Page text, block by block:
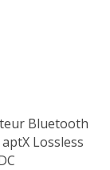
Bluetooth
aptX Lossless